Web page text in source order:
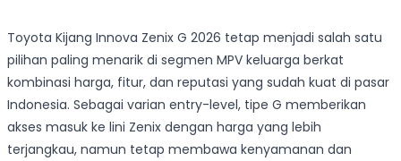
Toyota Kijang Innova Zenix G 2026 tetap menjadi salah satu
pilihan paling menarik di segmen MPV keluarga berkat
kombinasi harga, fitur, dan reputasi yang sudah kuat di pasar
Indonesia. Sebagai varian entry-level, tipe G memberikan
akses masuk ke lini Zenix dengan harga yang lebih
terjangkau, namun tetap membawa kenyamanan dan